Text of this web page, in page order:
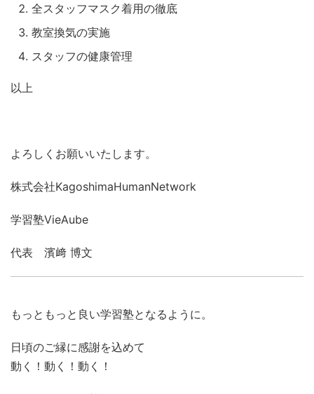
全スタッフマスク着用の徹底
教室換気の実施
スタッフの健康管理
以上
よろしくお願いいたします。
株式会社KagoshimaHumanNetwork
学習塾VieAube
代表 濱﨑 博文
もっともっと良い学習塾となるように。
日頃のご縁に感謝を込めて
動く！動く！動く！